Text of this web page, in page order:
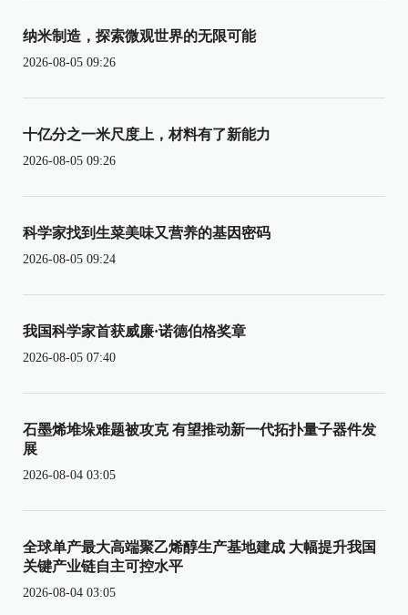
纳米制造，探索微观世界的无限可能
2026-08-05 09:26
十亿分之一米尺度上，材料有了新能力
2026-08-05 09:26
科学家找到生菜美味又营养的基因密码
2026-08-05 09:24
我国科学家首获威廉·诺德伯格奖章
2026-08-05 07:40
石墨烯堆垛难题被攻克 有望推动新一代拓扑量子器件发
展
2026-08-04 03:05
全球单产最大高端聚乙烯醇生产基地建成 大幅提升我国
关键产业链自主可控水平
2026-08-04 03:05